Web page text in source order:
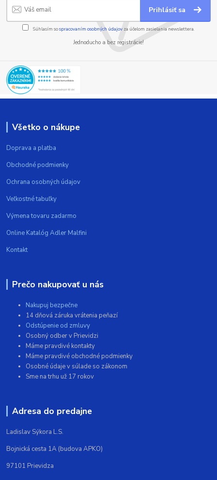
Prihlásiť sa
Súhlasím sospracovaním osobných údajov za účelom zasielania newslettera.
Jednoducho a bez registrácie!
Všetko o nákupe
Doprava a platba
Obchodné podmienky
Ochrana osobných údajov
Veľkostné tabuľky
Výmena tovaru zadarmo
Online Katalóg Adler Malfini
Kontakt
Prečo nakupovať u nás
Nakupuj bezpečne
14 dňová záruka vrátenia peňazí
Odstúpenie od zmluvy
Osobný odber v Prievidzi
Máme pravdivé kontakty
Máme pravdivé obchodné podmienky
Osobné údaje v súlade so zákonom
Sme na trhu už 17 rokov
Adresa do predajne
Ladislav Sýkora L.S.
Bojnická cesta 1A (budova APKO)
97101 Prievidza